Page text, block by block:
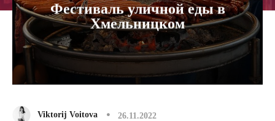
Фестиваль уличной еды в
Хмельницком
Viktorij Voitova 26.11.2022